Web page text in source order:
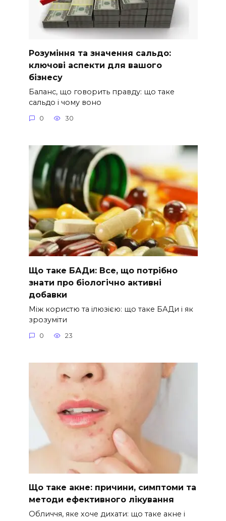
Розуміння та значення сальдо:
ключові аспекти для вашого
бізнесу
Баланс, що говорить правду: що таке
сальдо і чому воно
0 30
Що таке БАДи: Все, що потрібно
знати про біологічно активні
добавки
Між користю та ілюзією: що таке БАДи і як
зрозуміти
0 23
Що таке акне: причини, симптоми та
методи ефективного лікування
Обличчя, яке хоче дихати: що таке акне і